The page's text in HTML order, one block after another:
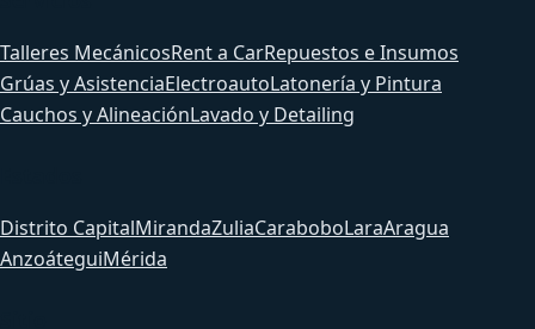
Talleres MecánicosRent a CarRepuestos e Insumos
Grúas y AsistenciaElectroautoLatonería y Pintura
Cauchos y AlineaciónLavado y Detailing
Distrito CapitalMirandaZuliaCaraboboLaraAragua
AnzoáteguiMérida